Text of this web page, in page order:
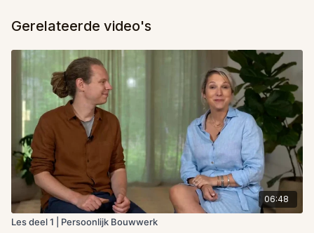
Gerelateerde video's
06:48
Les deel 1 | Persoonlijk Bouwwerk